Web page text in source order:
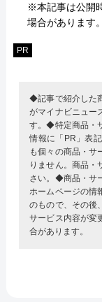
※本記事は公開
場合があります
PR
◆記事で紹介した
がマイナビニュー
す。◆特定商品・
情報に「PR」表
も個々の商品・サ
りません。商品・
さい。◆商品・サ
ホームページの情
のもので、その後
サービス内容が変
合があります。